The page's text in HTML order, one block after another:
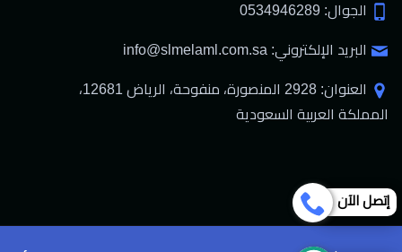
الجوال: 0534946289
البريد الإلكتروني: info@slmelaml.com.sa
العنوان: 2928 المنصورة، منفوحة، الرياض 12681،
المملكة العربية السعودية
إتصل الآن